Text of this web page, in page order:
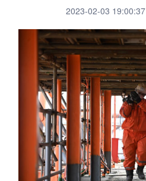
财经
台湾 思客智库
科技 科创
文化 书画
访谈 视频
法律 中央文件
食品 人居
2023-02-03 19:00:37